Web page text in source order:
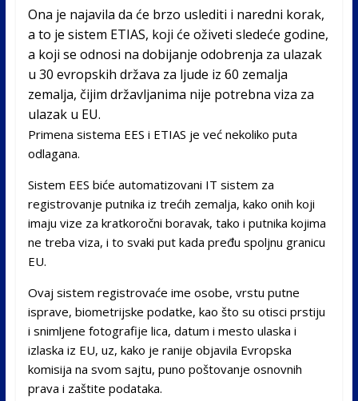
Ona je najavila da će brzo uslediti i naredni korak,
a to je sistem ETIAS, koji će oživeti sledeće godine,
a koji se odnosi na dobijanje odobrenja za ulazak
u 30 evropskih država za ljude iz 60 zemalja
zemalja, čijim državljanima nije potrebna viza za
ulazak u EU.
Primena sistema EES i ETIAS je već nekoliko puta
odlagana.
Sistem EES biće automatizovani IT sistem za
registrovanje putnika iz trećih zemalja, kako onih koji
imaju vize za kratkoročni boravak, tako i putnika kojima
ne treba viza, i to svaki put kada pređu spoljnu granicu
EU.
Ovaj sistem registrovaće ime osobe, vrstu putne
isprave, biometrijske podatke, kao što su otisci prstiju
i snimljene fotografije lica, datum i mesto ulaska i
izlaska iz EU, uz, kako je ranije objavila Evropska
komisija na svom sajtu, puno poštovanje osnovnih
prava i zaštite podataka.